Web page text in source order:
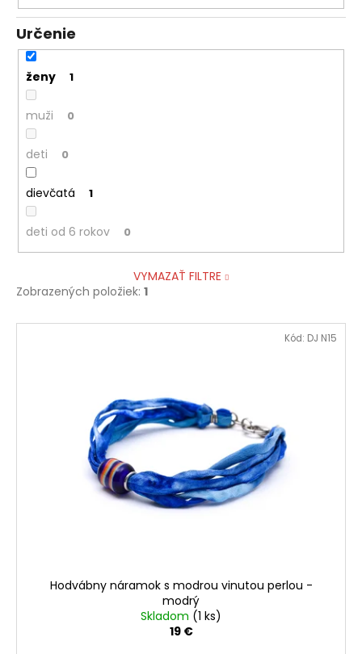
Určenie
ženy 1
muži 0
deti 0
dievčatá 1
deti od 6 rokov 0
VYMAZAŤ FILTRE
Zobrazených položiek: 1
V
Hodvábny náramok s modrou vinutou perlou -
modrý
Skladom (1 ks)
19 €
Kód: DJ N15